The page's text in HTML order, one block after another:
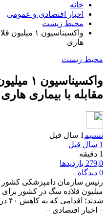
خانه
اخبار اقتصادی و عمومی
محیط زیست
واکسیناسیون
هاری
محیط زیست
مقابله با بیماری هاری
تسنیم 1 سال قبل
1 سال قبل
1 دقیقه
279,0 بازدیدها
0 دیدگاه
میلیون قلاده سگ در کشور برای
شدند؛ اقدامی که به کاهش ۴۰ درصدی ابتلا به این بیماری منجر شد.
– اخبار اقتصادی –